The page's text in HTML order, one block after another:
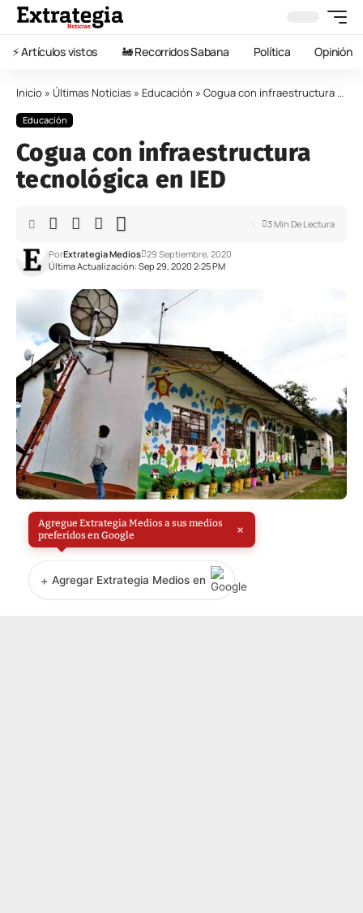
⚡️ Artículos vistos 🚂 Recorridos Sabana Política Opinión
Inicio » Últimas Noticias » Educación » Cogua con infraestructura tecnológica en IED
Educación
Cogua con infraestructura
tecnológica en IED
Última Actualización: Sep 29, 2020 2:25 PM
PorExtrategia Medios 29 Septiembre, 2020
3 Min De Lectura
Agregue Extrategia Medios a sus medios
preferidos en Google
×
+ Agregar Extrategia Medios en